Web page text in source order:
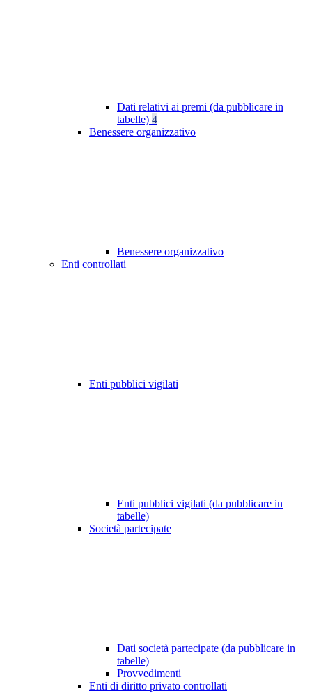
Dati relativi ai premi (da pubblicare in
tabelle) 4
Benessere organizzativo
Benessere organizzativo
Enti controllati
Enti pubblici vigilati
Enti pubblici vigilati (da pubblicare in
tabelle)
Società partecipate
Dati società partecipate (da pubblicare in
tabelle)
Provvedimenti
Enti di diritto privato controllati